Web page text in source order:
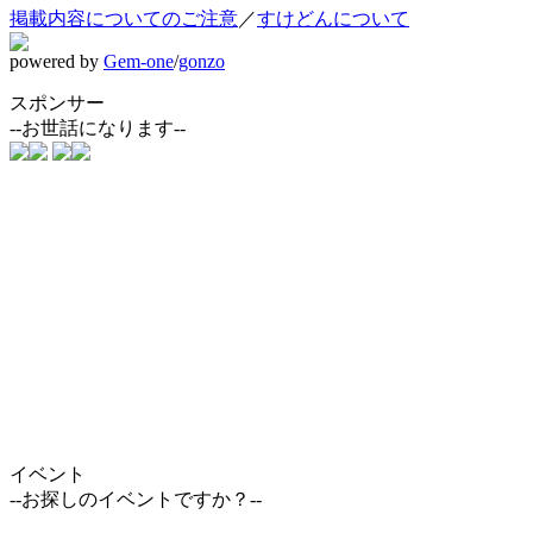
掲載内容についてのご注意／すけどんについて
powered by Gem-one/gonzo
スポンサー
--お世話になります--
イベント
--お探しのイベントですか？--